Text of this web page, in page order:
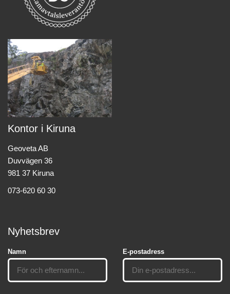
Kontor i Kiruna
Geoveta AB
Duvvägen 36
981 37 Kiruna
073-620 60 30
Nyhetsbrev
Namn E-postadress